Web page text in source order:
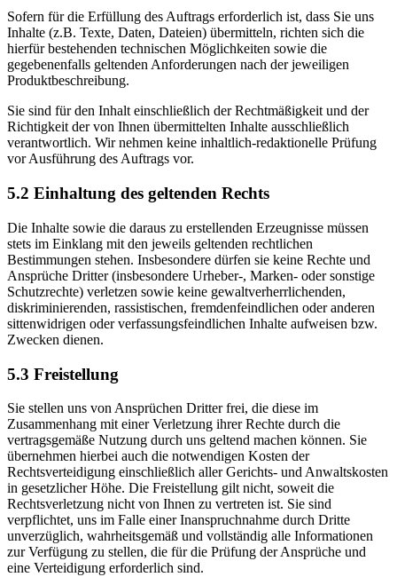
Sofern für die Erfüllung des Auftrags erforderlich ist, dass Sie uns
Inhalte (z.B. Texte, Daten, Dateien) übermitteln, richten sich die
hierfür bestehenden technischen Möglichkeiten sowie die
gegebenenfalls geltenden Anforderungen nach der jeweiligen
Produktbeschreibung.
Sie sind für den Inhalt einschließlich der Rechtmäßigkeit und der
Richtigkeit der von Ihnen übermittelten Inhalte ausschließlich
verantwortlich. Wir nehmen keine inhaltlich-redaktionelle Prüfung
vor Ausführung des Auftrags vor.
5.2 Einhaltung des geltenden Rechts
Die Inhalte sowie die daraus zu erstellenden Erzeugnisse müssen
stets im Einklang mit den jeweils geltenden rechtlichen
Bestimmungen stehen. Insbesondere dürfen sie keine Rechte und
Ansprüche Dritter (insbesondere Urheber-, Marken- oder sonstige
Schutzrechte) verletzen sowie keine gewaltverherrlichenden,
diskriminierenden, rassistischen, fremdenfeindlichen oder anderen
sittenwidrigen oder verfassungsfeindlichen Inhalte aufweisen bzw.
Zwecken dienen.
5.3 Freistellung
Sie stellen uns von Ansprüchen Dritter frei, die diese im
Zusammenhang mit einer Verletzung ihrer Rechte durch die
vertragsgemäße Nutzung durch uns geltend machen können. Sie
übernehmen hierbei auch die notwendigen Kosten der
Rechtsverteidigung einschließlich aller Gerichts- und Anwaltskosten
in gesetzlicher Höhe. Die Freistellung gilt nicht, soweit die
Rechtsverletzung nicht von Ihnen zu vertreten ist. Sie sind
verpflichtet, uns im Falle einer Inanspruchnahme durch Dritte
unverzüglich, wahrheitsgemäß und vollständig alle Informationen
zur Verfügung zu stellen, die für die Prüfung der Ansprüche und
eine Verteidigung erforderlich sind.